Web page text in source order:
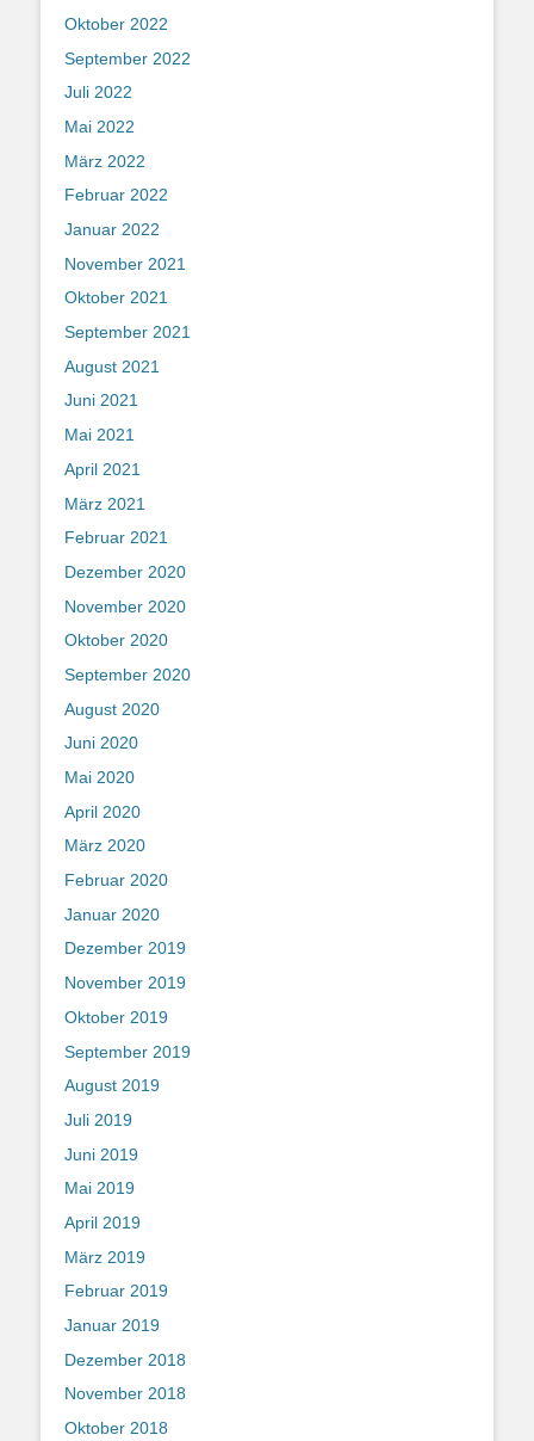
Oktober 2022
September 2022
Juli 2022
Mai 2022
März 2022
Februar 2022
Januar 2022
November 2021
Oktober 2021
September 2021
August 2021
Juni 2021
Mai 2021
April 2021
März 2021
Februar 2021
Dezember 2020
November 2020
Oktober 2020
September 2020
August 2020
Juni 2020
Mai 2020
April 2020
März 2020
Februar 2020
Januar 2020
Dezember 2019
November 2019
Oktober 2019
September 2019
August 2019
Juli 2019
Juni 2019
Mai 2019
April 2019
März 2019
Februar 2019
Januar 2019
Dezember 2018
November 2018
Oktober 2018